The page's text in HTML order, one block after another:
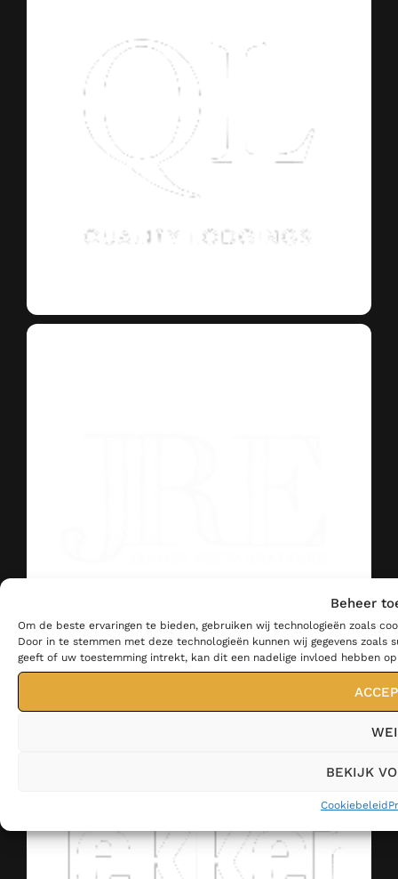
Beheer
Om de beste ervaringen te bieden, gebruiken wij technologieën zoals
Door in te stemmen met deze technologieën kunnen wij gegevens
geeft of uw toestemming intrekt, kan dit een nadelige invloed hebben
BEKIJK
Cookiebeleid